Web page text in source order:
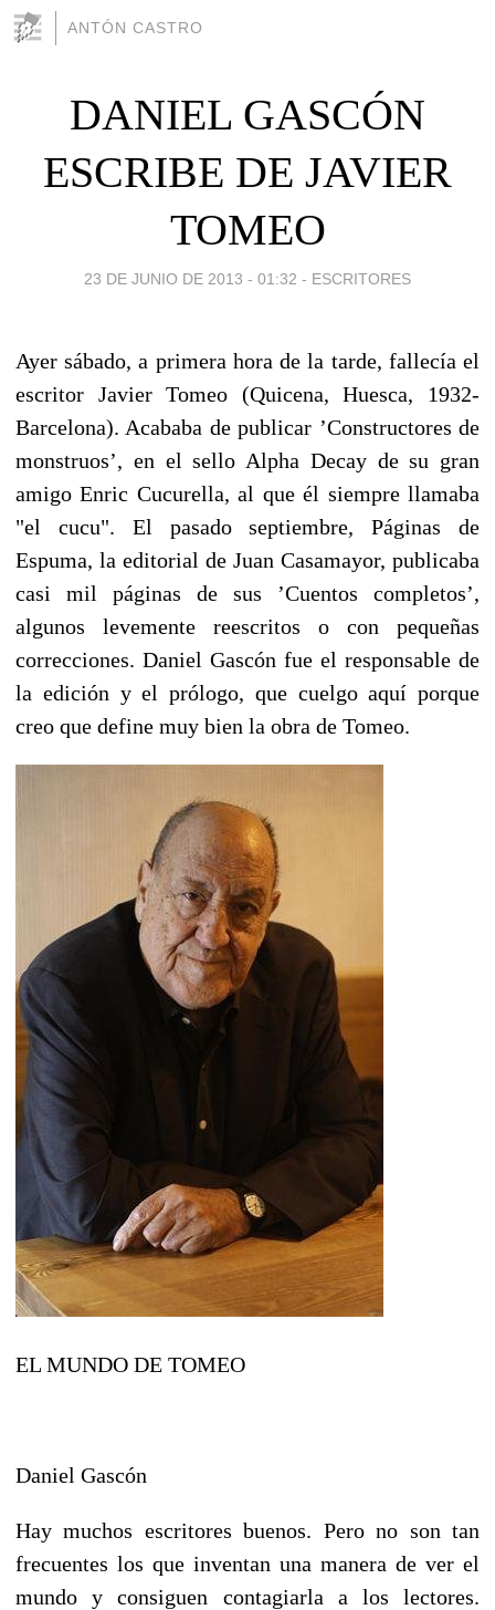
ANTÓN CASTRO
DANIEL GASCÓN
ESCRIBE DE JAVIER
TOMEO
23 DE JUNIO DE 2013 - 01:32 - ESCRITORES
Ayer sábado, a primera hora de la tarde, fallecía el
escritor Javier Tomeo (Quicena, Huesca, 1932-
Barcelona). Acababa de publicar ’Constructores de
monstruos’, en el sello Alpha Decay de su gran
amigo Enric Cucurella, al que él siempre llamaba
"el cucu". El pasado septiembre, Páginas de
Espuma, la editorial de Juan Casamayor, publicaba
casi mil páginas de sus ’Cuentos completos’,
algunos levemente reescritos o con pequeñas
correcciones. Daniel Gascón fue el responsable de
la edición y el prólogo, que cuelgo aquí porque
creo que define muy bien la obra de Tomeo.
EL MUNDO DE TOMEO
Daniel Gascón
Hay muchos escritores buenos. Pero no son tan
frecuentes los que inventan una manera de ver el
mundo y consiguen contagiarla a los lectores.